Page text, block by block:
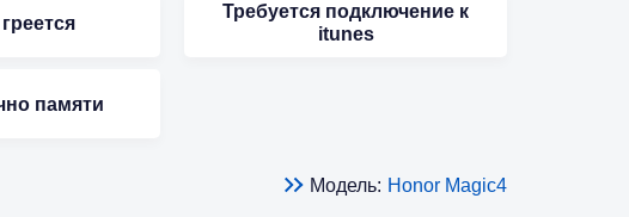
Требуется подключение к
itunes
памяти
Модель: Honor Magic4